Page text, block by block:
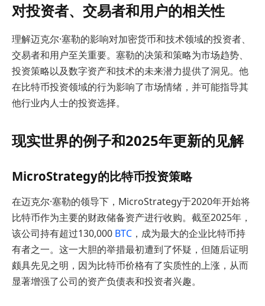
对投资者、交易者和用户的相关性
理解迈克尔·塞勒的影响对加密货币和技术领域的投资者、
交易者和用户至关重要。塞勒的决策和策略为市场趋势、
投资策略以及数字资产和技术的未来潜力提供了洞见。他
在比特币投资领域的行为影响了市场情绪，并可能指导其
他行业内人士的投资选择。
现实世界的例子和2025年更新的见解
MicroStrategy的比特币投资策略
在迈克尔·塞勒的领导下，MicroStrategy于2020年开始将
比特币作为主要的财政储备资产进行收购。截至2025年，
该公司持有超过130,000 BTC ，成为最大的企业比特币持
有者之一。这一大胆的举措最初遭到了怀疑，但随后证明
颇具先见之明，因为比特币价格有了实质性的上涨，从而
显著增强了公司的资产负债表和投资者兴趣。